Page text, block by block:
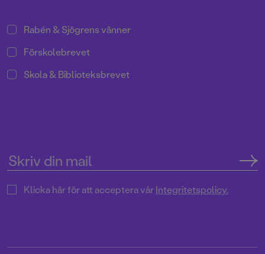
Rabén & Sjögrens vänner
Förskolebrevet
Skola & Biblioteksbrevet
Klicka här för att acceptera vårIntegritetspolicy.